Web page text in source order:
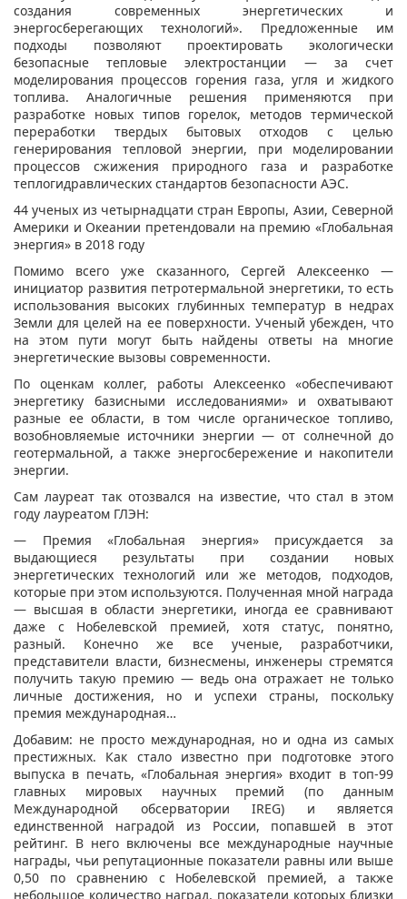
создания современных энергетических и
энергосберегающих технологий». Предложенные им
подходы позволяют проектировать экологически
безопасные тепловые электростанции — за счет
моделирования процессов горения газа, угля и жидкого
топлива. Аналогичные решения применяются при
разработке новых типов горелок, методов термической
переработки твердых бытовых отходов с целью
генерирования тепловой энергии, при моделировании
процессов сжижения природного газа и разработке
теплогидравлических стандартов безопасности АЭС.
44 ученых из четырнадцати стран Европы, Азии, Северной
Америки и Океании претендовали на премию «Глобальная
энергия» в 2018 году
Помимо всего уже сказанного, Сергей Алексеенко —
инициатор развития петротермальной энергетики, то есть
использования высоких глубинных температур в недрах
Земли для целей на ее поверхности. Ученый убежден, что
на этом пути могут быть найдены ответы на многие
энергетические вызовы современности.
По оценкам коллег, работы Алексеенко «обеспечивают
энергетику базисными исследованиями» и охватывают
разные ее области, в том числе органическое топливо,
возобновляемые источники энергии — от солнечной до
геотермальной, а также энергосбережение и накопители
энергии.
Сам лауреат так отозвался на известие, что стал в этом
году лауреатом ГЛЭН:
— Премия «Глобальная энергия» присуждается за
выдающиеся результаты при создании новых
энергетических технологий или же методов, подходов,
которые при этом используются. Полученная мной награда
— высшая в области энергетики, иногда ее сравнивают
даже с Нобелевской премией, хотя статус, понятно,
разный. Конечно же все ученые, разработчики,
представители власти, бизнесмены, инженеры стремятся
получить такую премию — ведь она отражает не только
личные достижения, но и успехи страны, поскольку
премия международная…
Добавим: не просто международная, но и одна из самых
престижных. Как стало известно при подготовке этого
выпуска в печать, «Глобальная энергия» входит в топ-99
главных мировых научных премий (по данным
Международной обсерватории IREG) и является
единственной наградой из России, попавшей в этот
рейтинг. В него включены все международные научные
награды, чьи репутационные показатели равны или выше
0,50 по сравнению с Нобелевской премией, а также
небольшое количество наград, показатели которых близки